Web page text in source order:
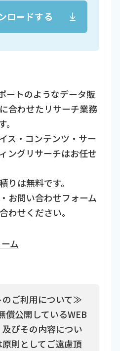
ロードする
ートのようなデータ販
合わせたリサーチ業務
ス・コンテンツ・サー
ングリサーチはお任せ
りは無料です。
お問い合わせフォーム
わせください。
ム
ご利用について≫
償公開しているWEB
びその内容につい
則としてご遠慮頂